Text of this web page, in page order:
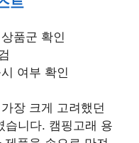
품군 확인
여부 확인
장 크게 고려했던
습니다. 캠핑고래 용